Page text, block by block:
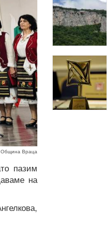
Враца
пазим
на